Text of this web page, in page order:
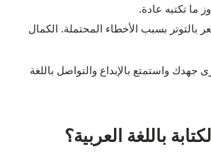
ما تكتبه عادة.
بالتوتر بسبب الأخطاء المحتملة. الكمال
واستمتع بالإبداع والتواصل باللغة
باللغة العربية؟